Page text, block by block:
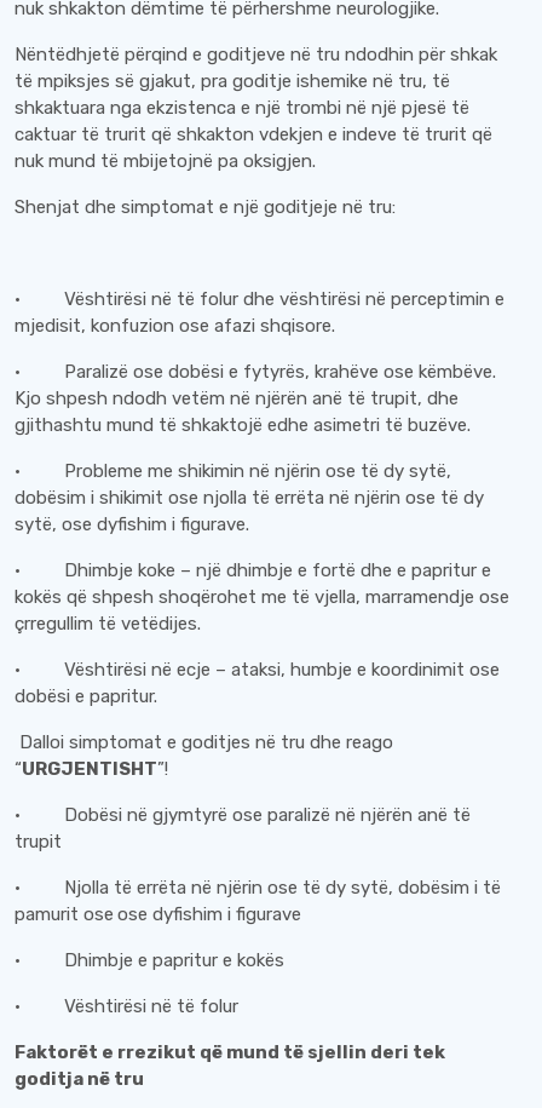
nuk shkakton dëmtime të përhershme neurologjike.
Nëntëdhjetë përqind e goditjeve në tru ndodhin për shkak
të mpiksjes së gjakut, pra goditje ishemike në tru, të
shkaktuara nga ekzistenca e një trombi në një pjesë të
caktuar të trurit që shkakton vdekjen e indeve të trurit që
nuk mund të mbijetojnë pa oksigjen.
Shenjat dhe simptomat e një goditjeje në tru:
· Vështirësi në të folur dhe vështirësi në perceptimin e
mjedisit, konfuzion ose afazi shqisore.
· Paralizë ose dobësi e fytyrës, krahëve ose këmbëve.
Kjo shpesh ndodh vetëm në njërën anë të trupit, dhe
gjithashtu mund të shkaktojë edhe asimetri të buzëve.
· Probleme me shikimin në njërin ose të dy sytë,
dobësim i shikimit ose njolla të errëta në njërin ose të dy
sytë, ose dyfishim i figurave.
· Dhimbje koke – një dhimbje e fortë dhe e papritur e
kokës që shpesh shoqërohet me të vjella, marramendje ose
çrregullim të vetëdijes.
· Vështirësi në ecje – ataksi, humbje e koordinimit ose
dobësi e papritur.
Dalloi simptomat e goditjes në tru dhe reago
“URGJENTISHT”!
· Dobësi në gjymtyrë ose paralizë në njërën anë të
trupit
· Njolla të errëta në njërin ose të dy sytë, dobësim i të
pamurit ose ose dyfishim i figurave
· Dhimbje e papritur e kokës
· Vështirësi në të folur
Faktorët e rrezikut që mund të sjellin deri tek
goditja në tru